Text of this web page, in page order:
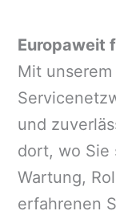
Europaweit
Mit
und
dort, wo Sie
Wartung,
erfahrenen